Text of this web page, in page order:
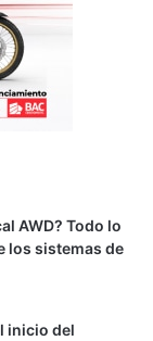
AWD? Todo lo
los sistemas de
inicio del